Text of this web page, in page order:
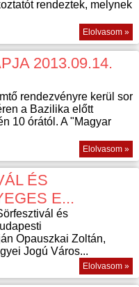
rendeztek, melynek
Elolvasom »
2013.09.14.
rendezvényre kerül sor
a Bazilika előtt
10 órától. A "Magyar
Elolvasom »
ÉS
E...
és
Opauszkai Zoltán,
Jogú Város...
Elolvasom »